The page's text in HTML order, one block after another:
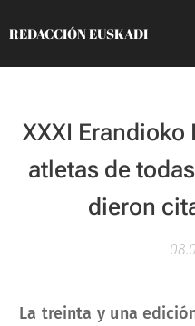
REDACCIÓN EUSKADI
XXXI
atletas de
dieron
La treinta y una